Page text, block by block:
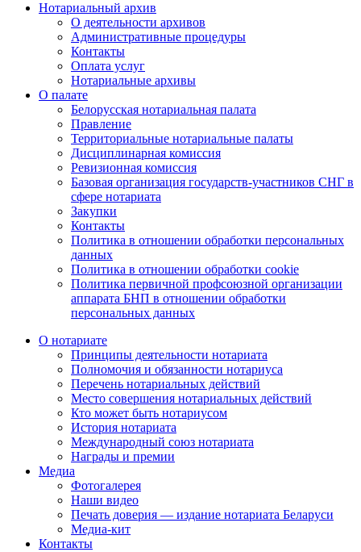
Нотариальный архив
О деятельности архивов
Административные процедуры
Контакты
Оплата услуг
Нотариальные архивы
О палате
Белорусская нотариальная палата
Правление
Территориальные нотариальные палаты
Дисциплинарная комиссия
Ревизионная комиссия
Базовая организация государств-участников СНГ в
сфере нотариата
Закупки
Контакты
Политика в отношении обработки персональных
данных
Политика в отношении обработки cookie
Политика первичной профсоюзной организации
аппарата БНП в отношении обработки
персональных данных
О нотариате
Принципы деятельности нотариата
Полномочия и обязанности нотариуса
Перечень нотариальных действий
Место совершения нотариальных действий
Кто может быть нотариусом
История нотариата
Международный союз нотариата
Награды и премии
Медиа
Фотогалерея
Наши видео
Печать доверия — издание нотариата Беларуси
Медиа-кит
Контакты